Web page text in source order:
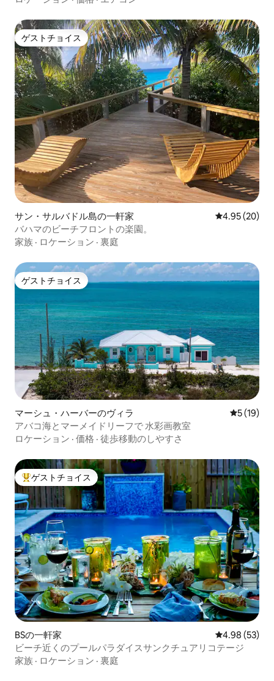
ゲストチョイス
ゲストチョイス
サン・サルバドル島の一軒家 レビュー20
4.95 (20)
バハマのビーチフロントの楽園。
家族 · ロケーション · 裏庭
ゲストチョイス
ゲストチョイス
マーシュ・ハーバーのヴィラ レビュー
5 (19)
アバコ海とマーメイドリーフで 水彩画教室
ロケーション · 価格 · 徒歩移動のしやすさ
大好評のゲストチョイスです。
ゲストチョイス
BSの一軒家 レビュー53
4.98 (53)
ビーチ近くのプールパラダイスサンクチュアリコテージ
家族 · ロケーション · 裏庭